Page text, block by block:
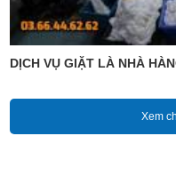
DỊCH VỤ GIẶT LÀ NHÀ
Xem